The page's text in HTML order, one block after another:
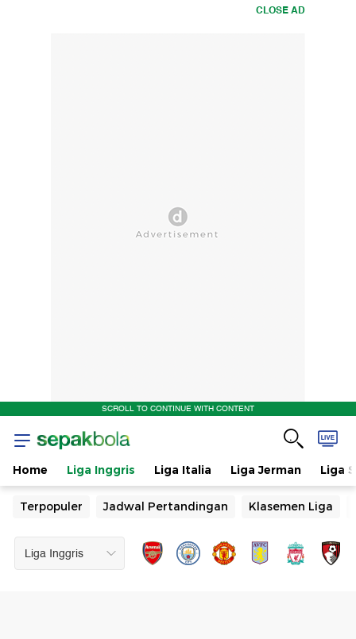
CLOSE AD
SCROLL TO CONTINUE WITH CONTENT
Home Liga Inggris Liga Italia Liga Jerman Liga
Terpopuler Jadwal Pertandingan Klasemen Liga